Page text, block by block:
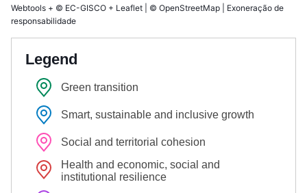
Webtools + © EC-GISCO + Leaflet © OpenStreetMap
Exoneração de
responsabilidade
Legend
Green transition
Smart, sustainable and inclusive growth
Social and territorial cohesion
Health and economic, social and
institutional resilience